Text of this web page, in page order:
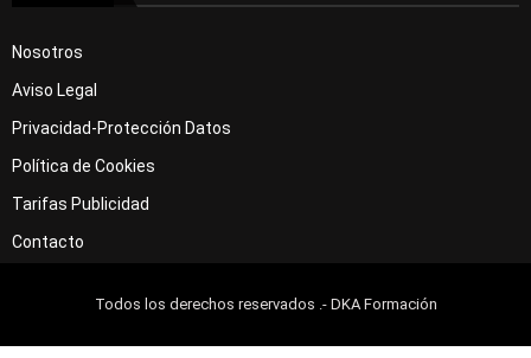
Nosotros
Aviso Legal
Privacidad-Protección Datos
Política de Cookies
Tarifas Publicidad
Contacto
Todos los derechos reservados .- DKA Formación